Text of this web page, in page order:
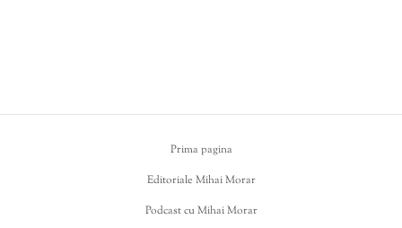
Prima pagina
Editoriale Mihai Morar
Podcast cu Mihai Morar